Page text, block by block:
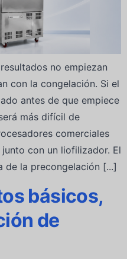
no empiezan
con la congelación. Si el
antes de que empiece
más difícil de
comerciales
con un liofilizador. El
de la precongelación [...]
básicos,
de